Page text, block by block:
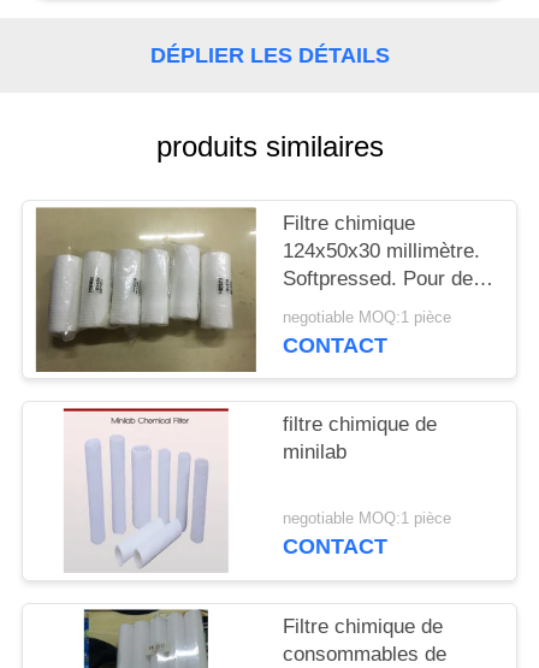
CONTACTER
CITATION
PLAN
DU
SITE
PRIVACY
POLICY
DÉPLIER LES DÉTAILS
produits similaires
Filtre chimique
124x50x30 millimètre.
Softpressed. Pour des
minilabs et des film-
processeurs de Noritsu
negotiable MOQ:1 pièce
CONTACT
filtre chimique de
minilab
negotiable MOQ:1 pièce
CONTACT
Filtre chimique de
consommables de